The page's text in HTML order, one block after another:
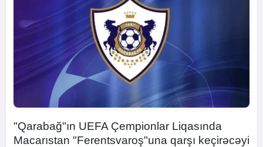
"Qarabağ"ın UEFA Çempionlar Liqasında
Macarıstan "Ferentsvaroş"una qarşı keçirəcəyi